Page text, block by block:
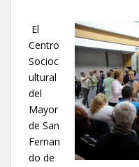
El
Centro
Socioc
ultural
del
Mayor
de San
Fernan
do de